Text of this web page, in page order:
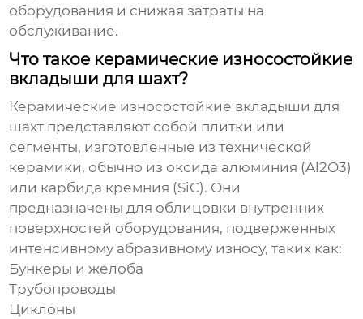
оборудования и снижая затраты на
обслуживание.
Что такое керамические износостойкие
вкладыши для шахт?
Керамические износостойкие вкладыши для
шахт представляют собой плитки или
сегменты, изготовленные из технической
керамики, обычно из оксида алюминия (Al2O3)
или карбида кремния (SiC). Они
предназначены для облицовки внутренних
поверхностей оборудования, подверженных
интенсивному абразивному износу, таких как:
Бункеры и желоба
Трубопроводы
Циклоны